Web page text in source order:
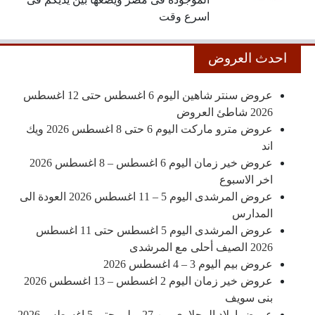
اسرع وقت
احدث العروض
عروض سنتر شاهين اليوم 6 اغسطس حتى 12 اغسطس
2026 شاطئ العروض
عروض مترو ماركت اليوم 6 حتى 8 اغسطس 2026 ويك
اند
عروض خير زمان اليوم 6 اغسطس – 8 اغسطس 2026
اخر الاسبوع
عروض المرشدى اليوم 5 – 11 اغسطس 2026 العودة الى
المدارس
عروض المرشدى اليوم 5 اغسطس حتى 11 اغسطس
2026 الصيف أحلى مع المرشدى
عروض بيم اليوم 3 – 4 اغسطس 2026
عروض خير زمان اليوم 2 اغسطس – 13 اغسطس 2026
بنى سويف